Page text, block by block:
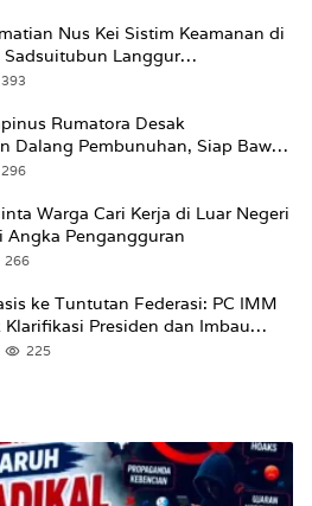
Nus Kei Sistim Keamanan di
Sadsuitubun Langgur
393
Rumatora Desak
Dalang Pembunuhan, Siap Bawa
III DPR RI
296
Warga Cari Kerja di Luar Negeri
Angka Pengangguran
266
ke Tuntutan Federasi: PC IMM
Presiden dan Imbau
Bendera Merah Putih Di
225